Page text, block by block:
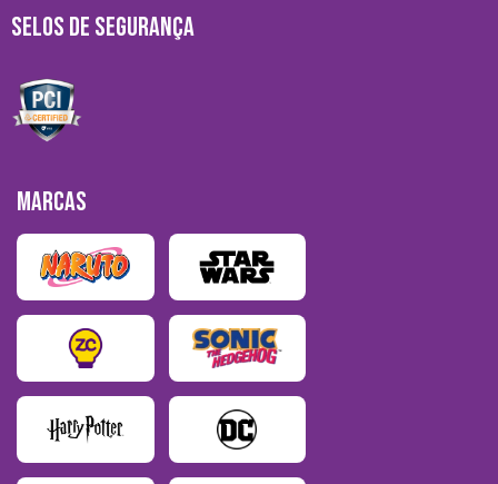
SELOS DE SEGURANÇA
MARCAS